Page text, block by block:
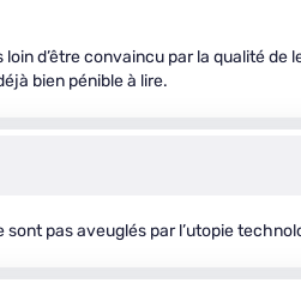
loin d’être convaincu par la qualité
bien pénible à lire.
sont pas aveuglés par l’utopie